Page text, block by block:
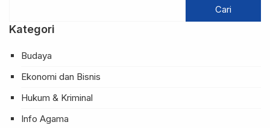
Kategori
Budaya
Ekonomi dan Bisnis
Hukum & Kriminal
Info Agama